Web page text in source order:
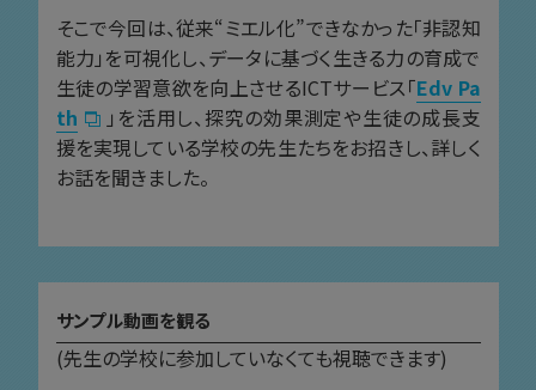
そこで今回は、従来“ミエル化”できなかった「非認知
能力」を可視化し、データに基づく生きる力の育成で
生徒の学習意欲を向上させるICTサービス「Edv Pa
th
」を活用し、探究の効果測定や生徒の成長支
援を実現している学校の先生たちをお招きし、詳しく
お話を聞きました。
サンプル動画を観る
(先生の学校に参加していなくても視聴できます)